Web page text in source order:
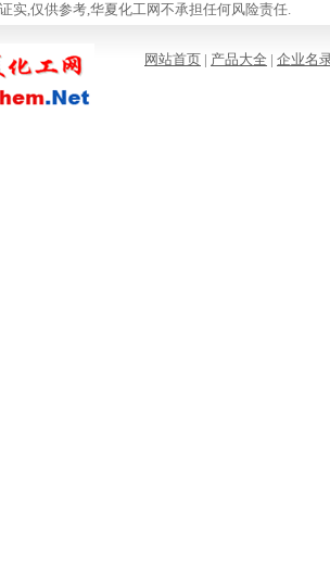
实,仅供参考,华夏化工网不承担任何风险责任.
网站首页 | 产品大全 | 企业名